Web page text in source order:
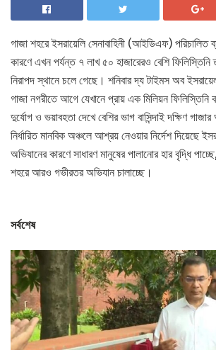
গাজা শহরে ইসরায়েলি সেনাবাহিনী (আইডিএফ) পরিচালিত
কারণে এখন পর্যন্ত ৭ লাখ ৫০ হাজারেরও বেশি ফিলিস্তিনি
নিরাপদ স্থানে চলে গেছে। শনিবার দ্য টাইমস অব
গাজা নগরীতে আগে যেখানে প্রায় এক মিলিয়ন ফিলিস্তিনি
দুর্যোগ ও ভয়াবহতা দেখে বেশির ভাগ বাসিন্দাই দক্ষিণ
নির্ধারিত মানবিক অঞ্চলে আশ্রয় নেওয়ার নির্দেশ দিয়েছে
অভিযানের কারণে সাধারণ মানুষের পালানোর হার বৃদ্ধি
শহরে আরও গভীরতর অভিযান চালাচ্ছে।
সর্বশেষ